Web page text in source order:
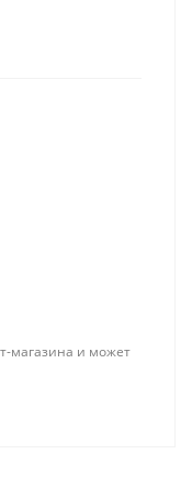
магазина и может